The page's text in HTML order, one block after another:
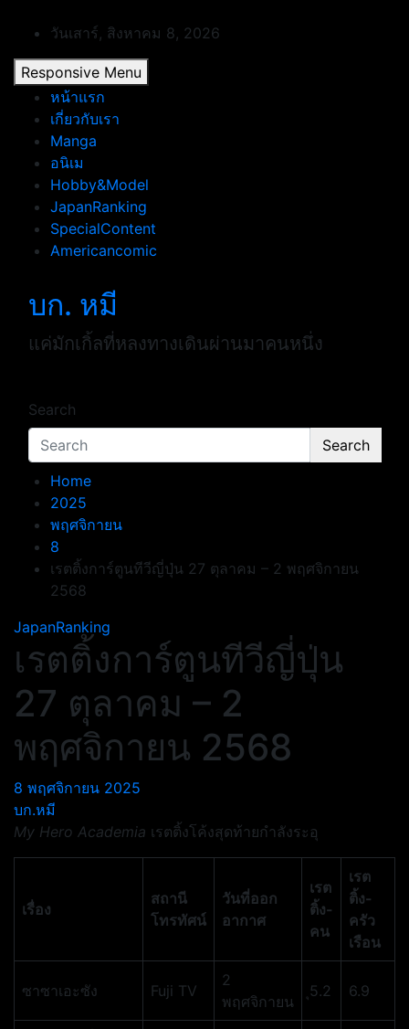
content
วันเสาร์, สิงหาคม 8, 2026
Responsive Menu
หน้าแรก
เกี่ยวกับเรา
Manga
อนิเม
Hobby&Model
JapanRanking
SpecialContent
Americancomic
บก. หมี
แค่มักเกิ้ลที่หลงทางเดินผ่านมาคนหนึ่ง
Search
Search
Home
2025
พฤศจิกายน
8
เรตติ้งการ์ตูนทีวีญี่ปุ่น 27 ตุลาคม – 2 พฤศจิกายน
2568
JapanRanking
เรตติ้งการ์ตูนทีวีญี่ปุ่น
27 ตุลาคม – 2
พฤศจิกายน 2568
8 พฤศจิกายน 2025
บก.หมี
My Hero Academia เรตติ้งโค้งสุดท้ายกำลังระอุ
เรื่อง
สถานี
โทรทัศน์
วันที่ออก
อากาศ
เรต
ติ้ง-
คน
เรต
ติ้ง-
ครัว
เรือน
ซาซาเอะซัง Fuji TV
2
พฤศจิกายน
ุ5.2 6.9